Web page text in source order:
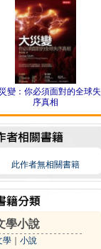
變：你必須面對的全球失
序真相
此作者無相關書籍
學小說
學 小說